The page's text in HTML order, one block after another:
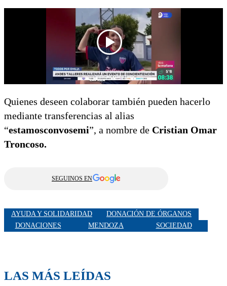
Quienes deseen colaborar también pueden hacerlo
mediante transferencias al alias
“estamosconvosemi”, a nombre de Cristian Omar
Troncoso.
SEGUINOS EN
AYUDA Y SOLIDARIDAD
DONACIÓN DE ÓRGANOS
DONACIONES
MENDOZA SOCIEDAD
LAS MÁS LEÍDAS